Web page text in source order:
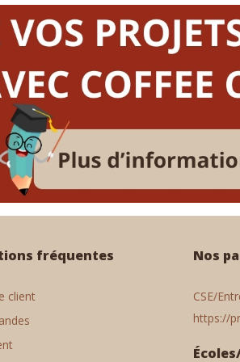
fréquentes
client
Nos
CSE/
https://